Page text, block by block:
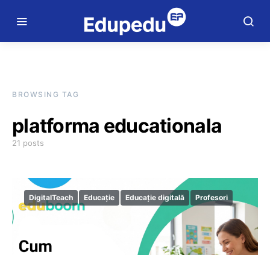
BROWSING TAG
platforma educationala
21 posts
DigitalTeach Educație Educație digitală Profesori